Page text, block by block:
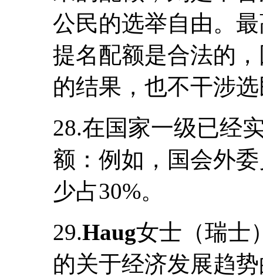
公民的选举自由。
提名配额是合法的
的结果，也不干涉
28.在国家一级已经
额：例如，国会外
少占30%。
29.Haug女士（瑞士
的关于经济发展趋